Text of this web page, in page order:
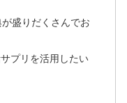
盛りだくさんでお
プリを活用したい